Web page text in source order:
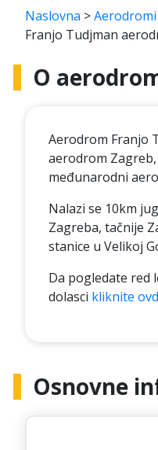
Naslovna >Aerodromi
Franjo Tudjman
O
Aerodrom Franjo
aerodrom
međunarodni
Nalazi se 10km
Zagreba, tačnije
stanice u Velikoj
Da pogledate red
dolasci kliknite
Osnovne